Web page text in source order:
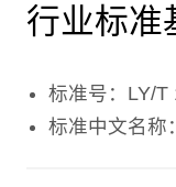
行业标准
标准号：LY/T
标准中文名称